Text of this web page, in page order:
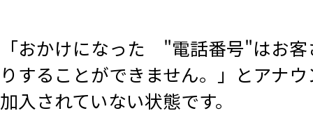
「おかけになった "電話番号"はお
りすることができません。」とアナ
加入されていない状態です。